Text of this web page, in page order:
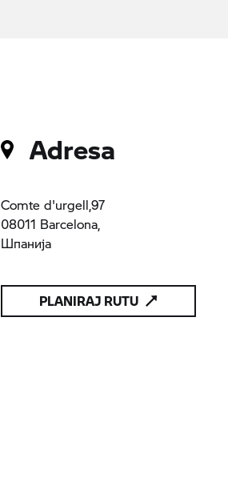
Adresa
Comte d'urgell,97
08011 Barcelona,
Шпанија
PLANIRAJ RUTU